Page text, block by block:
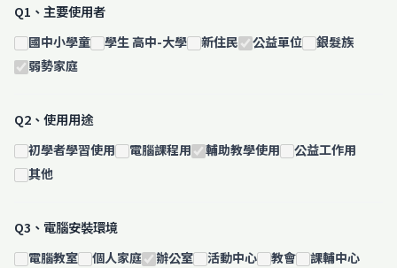
Q1、主要使用者
國中小學童 學生 高中-大學 新住民 公益單位
銀髮族
弱勢家庭
Q2、使用用途
初學者學習使用 電腦課程用 輔助教學使用
公益工作用
其他
Q3、電腦安裝環境
電腦教室 個人家庭 辦公室 活動中心 教會 課輔中心